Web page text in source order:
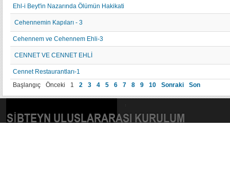
Ehl-i Beyt'in Nazarında Ölümün Hakikati
Cehennemin Kapıları - 3
Cehennem ve Cehennem Ehli-3
CENNET VE CENNET EHLİ
Cennet Restaurantları-1
Başlangıç
Önceki 1 2 3 4 5 6 7 8 9 10 Sonraki Son
SIBTEYN ULUSLARARASI KURULUM